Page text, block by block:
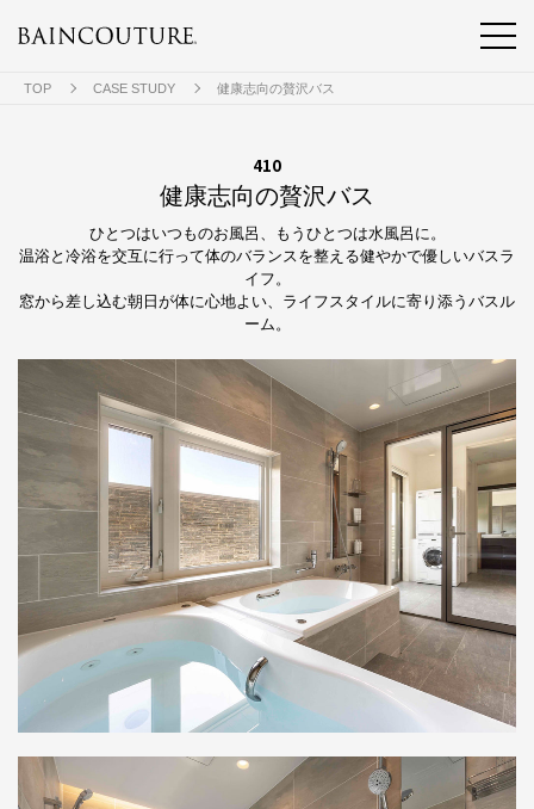
TOP CASE STUDY 健康志向の贅沢バス
410
健康志向の贅沢バス
ひとつはいつものお風呂、もうひとつは水風呂に。
温浴と冷浴を交互に行って体のバランスを整える健やかで優しいバスラ
イフ。
窓から差し込む朝日が体に心地よい、ライフスタイルに寄り添うバスル
ーム。